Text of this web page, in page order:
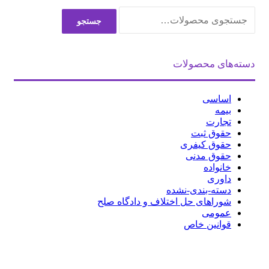
برای:
جستجو
دسته‌های محصولات
اساسی
بیمه
تجارت
حقوق ثبت
حقوق کیفری
حقوق مدنی
خانواده
داوری
دسته-بندی-نشده
شوراهای حل اختلاف و دادگاه صلح
عمومی
قوانین خاص